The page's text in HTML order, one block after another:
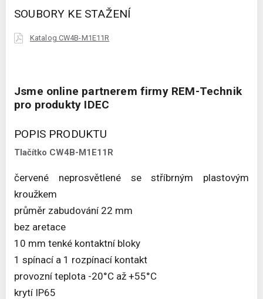
SOUBORY KE STAŽENÍ
Katalog CW4B-M1E11R
Jsme online partnerem firmy REM-Technik
pro produkty IDEC
POPIS PRODUKTU
Tlačítko CW4B-M1E11R
červené neprosvětlené se stříbrným plastovým
kroužkem
průměr zabudování 22 mm
bez aretace
10 mm tenké kontaktní bloky
1 spínací a 1 rozpínací kontakt
provozní teplota -20°C až +55°C
krytí IP65